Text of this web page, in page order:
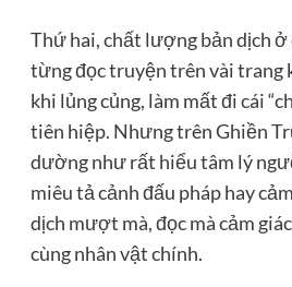
Thứ hai, chất lượng bản dịch ở
từng đọc truyện trên vài trang
khi lủng củng, làm mất đi cái
tiên hiệp. Nhưng trên Ghiền
dường như rất hiểu tâm lý
miêu tả cảnh đấu pháp hay
dịch mượt mà, đọc mà cảm
cùng nhân vật chính.